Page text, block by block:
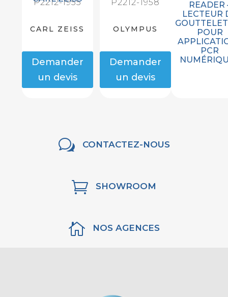
P2212-1955
CARL ZEISS
Demander
un devis
P2212-1958
OLYMPUS
Demander
un devis
READER
LECTEUR
POUR
PCR
w CONTACTEZ-NOUS
 SHOWROOM
 NOS AGENCES